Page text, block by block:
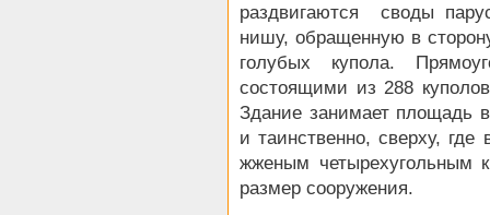
раздвигаются своды
нишу, обращенную в
голубых купола.
состоящими из 288
Здание занимает площадь
и таинственно, сверху,
жженым четырехугольным
размер сооружения.